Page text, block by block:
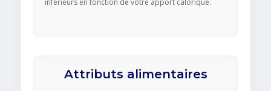
inférieurs en fonction de votre apport calorique.
Attributs alimentaires